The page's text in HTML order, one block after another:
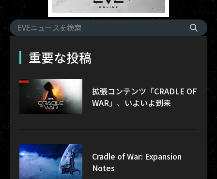
重要な投稿
拡張コンテンツ「CRADLE OF
WAR」、いよいよ到来
Cradle of War: Expansion
Notes